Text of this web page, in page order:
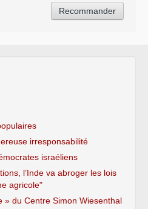
irresponsabilité
israéliens
l’Inde va abroger les lois
agricole"
» du Centre Simon Wiesenthal